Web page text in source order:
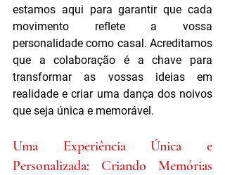
estamos aqui para garantir que cada
movimento reflete a vossa
personalidade como casal. Acreditamos
que a colaboração é a chave para
transformar as vossas ideias em
realidade e criar uma dança dos noivos
que seja única e memorável.
Uma Experiência Única e
Personalizada: Criando Memórias